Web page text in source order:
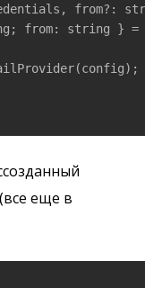
from?:
from: string }
(все еще в